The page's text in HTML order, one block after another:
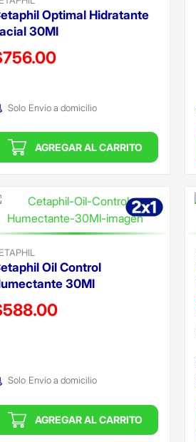
Optimal Hidratante
30Ml
reducido de
Solo Envío a domicilio
AGREGAR AL CARRITO
Oil Control
30Ml
reducido de
Solo Envío a domicilio
AGREGAR AL CARRITO